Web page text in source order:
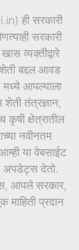
ही सरकारी
सरकारी
व्यक्तीद्वारे
बद्दल आवड
मध्ये आपल्याला
शेती तंत्रज्ञान,
कृषी क्षेत्रातील
नवीनतम
या वेबसाईट
अपडेट्स देतो.
आपले सरकार,
प्रदान